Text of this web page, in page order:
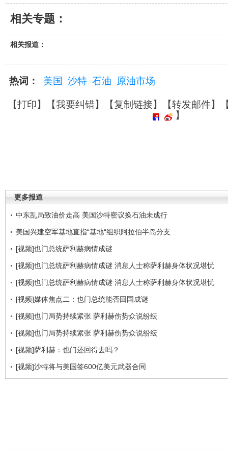
相关专题：
相关报道：
热词： 美国 沙特 石油 原油市场
【打印】【我要纠错】【复制链接】【转发邮件】
】
更多报道
中东乱局致油价走高 美国沙特密议换石油未成行
美国兴建空军基地直指“基地“组织阿拉伯半岛分支
[视频]也门总统萨利赫病情成谜
[视频]也门总统萨利赫病情成谜 消息人士称萨利赫身体状况堪忧
[视频]也门总统萨利赫病情成谜 消息人士称萨利赫身体状况堪忧
[视频]媒体焦点二：也门总统能否回国成谜
[视频]也门局势持续紧张 萨利赫伤势众说纷纭
[视频]也门局势持续紧张 萨利赫伤势众说纷纭
[视频]萨利赫：也门还回得去吗？
[视频]沙特将与美国签600亿美元武器合同